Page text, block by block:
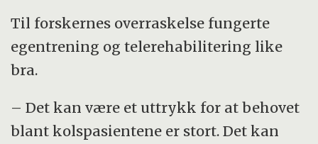
Til forskernes overraskelse fungerte
egentrening og telerehabilitering like
bra.
– Det kan være et uttrykk for at behovet
blant kolspasientene er stort. Det kan